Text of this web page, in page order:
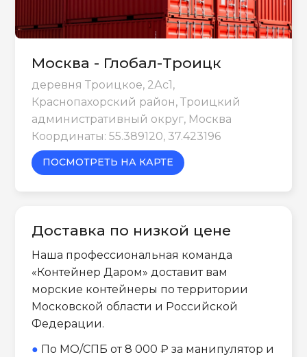
Москва - Глобал-Троицк
деревня Троицкое, 2Ас1,
Краснопахорский район, Троицкий
административный округ, Москва
Координаты: 55.389120, 37.423196
ПОСМОТРЕТЬ НА КАРТЕ
Доставка по низкой цене
Наша профессиональная команда
«Контейнер Даром» доставит вам
морские контейнеры по территории
Московской области и Российской
Федерации.
● По МО/СПБ от 8 000 ₽ за манипулятор и